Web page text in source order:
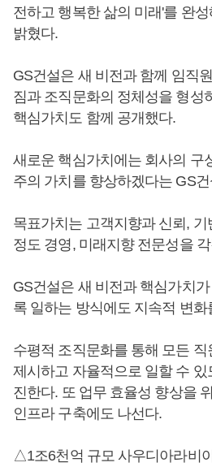
전하고 행복한 삶의 미래'를 완
밝혔다.
GS건설은 새 비전과 함께 임직
짐과 조직문화의 정체성을 형성
핵심가치도 함께 공개했다.
새로운 핵심가치에는 회사의 구
주의 가치를 향상하겠다는 GS
목표가치는 고객지향과 신뢰,
정도 경영, 미래지향 전문성을
GS건설은 새 비전과 핵심가치
록 일하는 방식에도 지속적 변화
수평적 조직문화를 통해 모든
제시하고 자율적으로 일할 수
진한다. 또 업무 효율성 향상을
인프라 구축에도 나선다.
△1조6천억 규모 사우디아라비